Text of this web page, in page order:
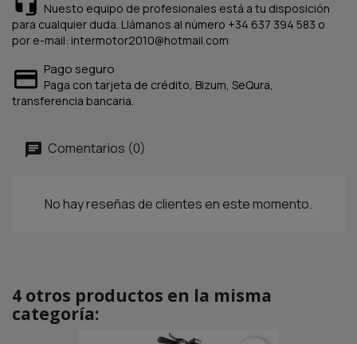
Nuesto equipo de profesionales está a tu disposición
para cualquier duda. Llámanos al número +34 637 394 583 o
por e-mail: intermotor2010@hotmail.com
Pago seguro
Paga con tarjeta de crédito, Bizum, SeQura,
transferencia bancaria.
Comentarios (0)
No hay reseñas de clientes en este momento.
4 otros productos en la misma
categoría: